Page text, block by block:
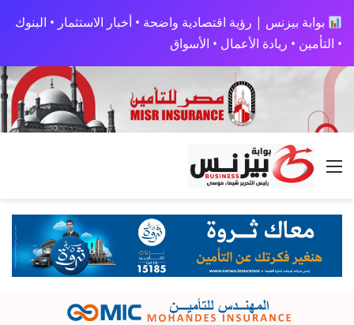
بوابة بيزنس | رؤية اقتصادية واضحة • أخبار الاستثمار • البنوك
• التأمين • ريادة الأعمال • الأسواق
القائمة